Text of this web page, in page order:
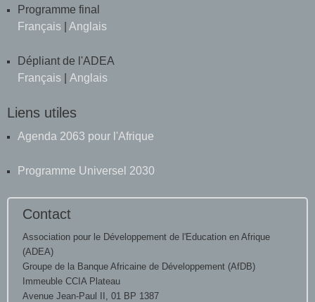
Programme final
Français
Anglais
Dépliant de l'ADEA
Français
Anglais
Liens utiles
Agenda 2063 pour l'Afrique
Programme Universel 2030
Contact
Association pour le Développement de l'Education en Afrique
(ADEA)
Groupe de la Banque Africaine de Développement (AfDB)
Immeuble CCIA Plateau
Avenue Jean-Paul II, 01 BP 1387